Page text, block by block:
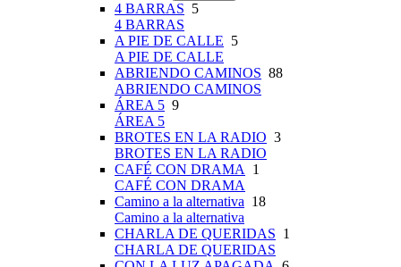
4 BARRAS 5
4 BARRAS
A PIE DE CALLE 5
A PIE DE CALLE
ABRIENDO CAMINOS 88
ABRIENDO CAMINOS
ÁREA 5 9
ÁREA 5
BROTES EN LA RADIO 3
BROTES EN LA RADIO
CAFÉ CON DRAMA
1
CAFÉ CON DRAMA
Camino a la alternativa 18
Camino a la alternativa
CHARLA DE QUERIDAS 1
CHARLA DE QUERIDAS